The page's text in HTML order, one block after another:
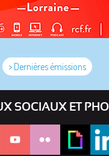
> Dernières émissions
SOCIAUX ET